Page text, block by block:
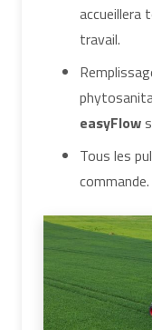
accueillera
travail.
easyFlow
Tous les
commande.